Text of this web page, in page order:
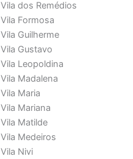
dos Remédios
Formosa
Guilherme
Gustavo
Leopoldina
Madalena
Maria
Mariana
Matilde
Medeiros
Nivi